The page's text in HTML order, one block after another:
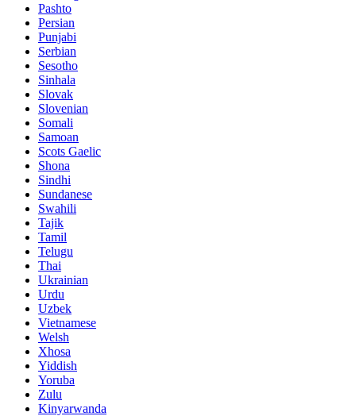
Pashto
Persian
Punjabi
Serbian
Sesotho
Sinhala
Slovak
Slovenian
Somali
Samoan
Scots Gaelic
Shona
Sindhi
Sundanese
Swahili
Tajik
Tamil
Telugu
Thai
Ukrainian
Urdu
Uzbek
Vietnamese
Welsh
Xhosa
Yiddish
Yoruba
Zulu
Kinyarwanda